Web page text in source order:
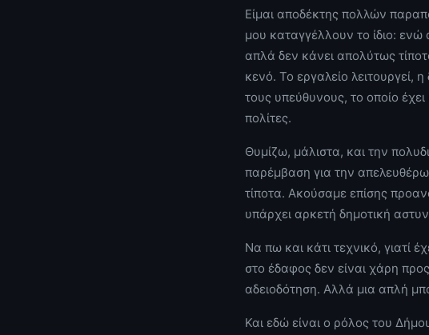
Είμαι αποδέκτης πολλών
μου καταγγέλλουν το ίδιο:
απλά δεν κάνει απολύτως
κενό. Το εργαλείο λειτουργεί,
τους υπεύθυνους, το οποίο
πολίτες.
Θυμίζω, μάλιστα, και την
παρέμβαση για την
τίποτα. Ακούσαμε επίσης
υπάρχει αρκετή δημοτική
Να πω και κάτι τεχνικό,
στο έδαφος δεν είναι χάρη
αδειοδότηση. Αλλά μια απλή
Και εδώ είναι ο ρόλος του